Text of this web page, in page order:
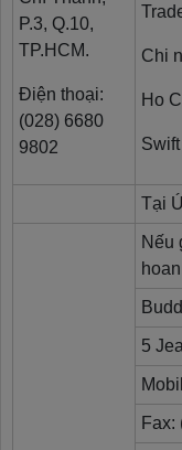
P.3, Q.10,
TP.HCM.
Điện thoại:
(028) 6680
9802
Chi
Ho
Tại
Nếu
5
Fax: